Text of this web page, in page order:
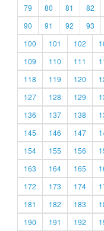
79
80 81 82
90
91 92 93
100
101 102
109
110 111
118
119 120
127
128 129
136
137 138
145
146 147
154
155 156
163
164 165
172
173 174
181
182 183
190
191 192